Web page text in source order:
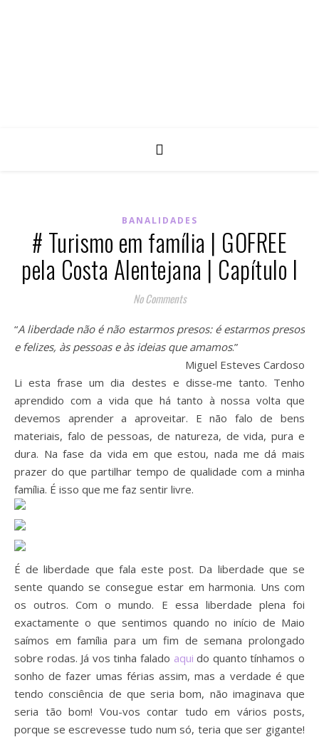
BANALIDADES
# Turismo em família | GOFREE
pela Costa Alentejana | Capítulo I
No Comments
“A liberdade não é não estarmos presos: é estarmos presos
e felizes, às pessoas e às ideias que amamos.”
Miguel Esteves Cardoso
Li esta frase um dia destes e disse-me tanto. Tenho
aprendido com a vida que há tanto à nossa volta que
devemos aprender a aproveitar. E não falo de bens
materiais, falo de pessoas, de natureza, de vida, pura e
dura. Na fase da vida em que estou, nada me dá mais
prazer do que partilhar tempo de qualidade com a minha
família. É isso que me faz sentir livre.
É de liberdade que fala este post. Da liberdade que se
sente quando se consegue estar em harmonia. Uns com
os outros. Com o mundo. E essa liberdade plena foi
exactamente o que sentimos quando no início de Maio
saímos em família para um fim de semana prolongado
sobre rodas. Já vos tinha falado aqui do quanto tínhamos o
sonho de fazer umas férias assim, mas a verdade é que
tendo consciência de que seria bom, não imaginava que
seria tão bom! Vou-vos contar tudo em vários posts,
porque se escrevesse tudo num só, teria que ser gigante!